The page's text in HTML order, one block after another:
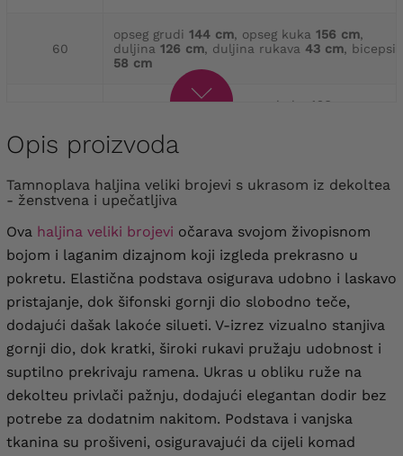
60
opseg grudi 144 cm, opseg kuka 156 cm,
duljina 126 cm, duljina rukava 43 cm, bicepsi
58 cm
opseg prsa 150 cm, opseg kuka 168 cm
64
opseg prsa 154 cm , opseg kuka 174 cm
duljina 128 cm, duljina rukava 45 cm, bicepsi
62 cm
Opis proizvoda
Tamnoplava haljina veliki brojevi s ukrasom iz dekoltea
- ženstvena i upečatljiva
Ova haljina veliki brojevi očarava svojom živopisnom
bojom i laganim dizajnom koji izgleda prekrasno u
pokretu. Elastična podstava osigurava udobno i laskavo
pristajanje, dok šifonski gornji dio slobodno teče,
dodajući dašak lakoće silueti. V-izrez vizualno stanjiva
gornji dio, dok kratki, široki rukavi pružaju udobnost i
suptilno prekrivaju ramena. Ukras u obliku ruže na
dekolteu privlači pažnju, dodajući elegantan dodir bez
potrebe za dodatnim nakitom. Podstava i vanjska
tkanina su prošiveni, osiguravajući da cijeli komad